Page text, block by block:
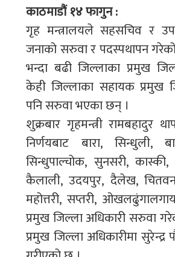
काठमाडौं १४ फागुन :
गृह मन्त्रालयले सहसचिव र
जनाको सरुवा र पदस्पथापन
भन्दा बढी जिल्लाका प्रमुख
केही जिल्लाका सहायक प्रमुख
पनि सरुवा भएका छन् ।
शुक्रबार गृहमन्त्री रामबहादुर
निर्णयबाट बारा, सिन्धुली,
सिन्धुपाल्चोक, सुनसरी,
कैलाली, उदयपुर, दैलेख,
महोत्तरी, सप्तरी,
प्रमुख जिल्ला अधिकारी सरुवा
प्रमुख जिल्ला अधिकारीमा